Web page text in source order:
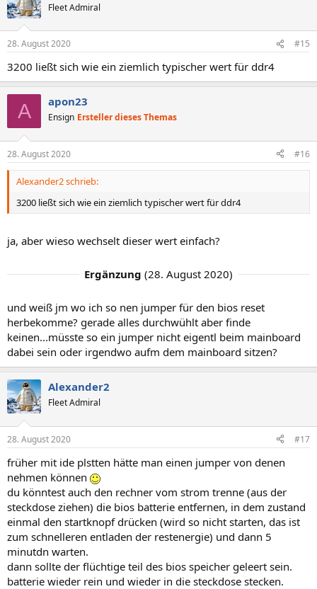
Fleet Admiral
28. August 2020 #15
3200 ließt sich wie ein ziemlich typischer wert für ddr4
A apon23
Ensign Ersteller dieses Themas
28. August 2020 #16
Alexander2 schrieb:
3200 ließt sich wie ein ziemlich typischer wert für ddr4
ja, aber wieso wechselt dieser wert einfach?
Ergänzung (28. August 2020)
und weiß jm wo ich so nen jumper für den bios reset
herbekomme? gerade alles durchwühlt aber finde
keinen...müsste so ein jumper nicht eigentl beim mainboard
dabei sein oder irgendwo aufm dem mainboard sitzen?
Alexander2
Fleet Admiral
28. August 2020 #17
früher mit ide plstten hätte man einen jumper von denen
nehmen können
du könntest auch den rechner vom strom trenne (aus der
steckdose ziehen) die bios batterie entfernen, in dem zustand
einmal den startknopf drücken (wird so nicht starten, das ist
zum schnelleren entladen der restenergie) und dann 5
minutdn warten.
dann sollte der flüchtige teil des bios speicher geleert sein.
batterie wieder rein und wieder in die steckdose stecken.